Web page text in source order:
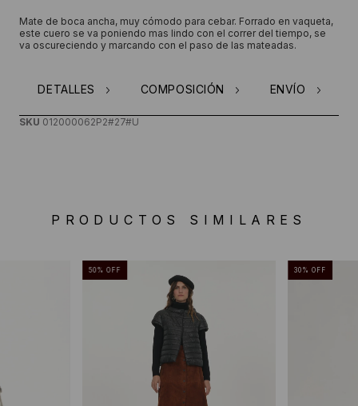
Mate de boca ancha, muy cómodo para cebar. Forrado en vaqueta,
este cuero se va poniendo mas lindo con el correr del tiempo, se
va oscureciendo y marcando con el paso de las mateadas.
DETALLES COMPOSICIÓN ENVÍO
SKU 012000062P2#27#U
PRODUCTOS SIMILARES
50% OFF 30 %OFF